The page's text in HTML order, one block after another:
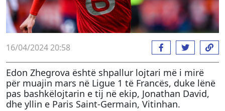
16/04/2024 20:58
Edon Zhegrova është shpallur lojtari më i mirë
për muajin mars në Ligue 1 të Francës, duke lënë
pas bashkëlojtarin e tij në ekip, Jonathan David,
dhe yllin e Paris Saint-Germain, Vitinhan.